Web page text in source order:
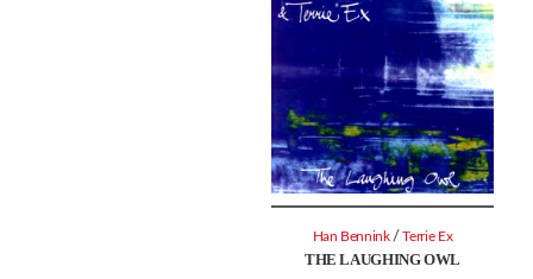
THE LAUGHING OWL
Han Bennink /Terrie Ex